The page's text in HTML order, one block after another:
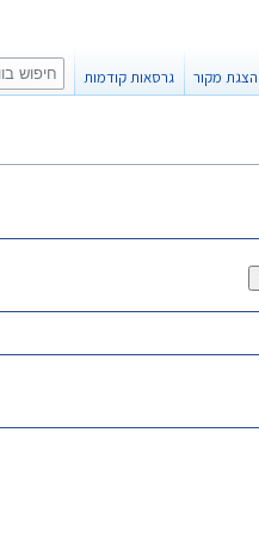
הצגת מקור גרסאות קודמות חיפוש